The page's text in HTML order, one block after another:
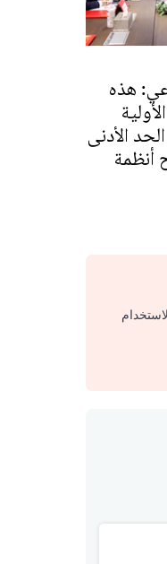
هذه
الأدنى
أنظمة